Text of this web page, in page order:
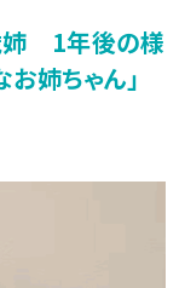
姉 1年後の様
姉ちゃん」